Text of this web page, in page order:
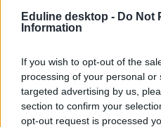
Eduline desktop - Do Not
Information
If you wish to opt-out of the
processing of your personal
targeted advertising by us,
section to confirm your
opt-out request is processed
Tetszett a cikk? Kövess minket
lemaradni a